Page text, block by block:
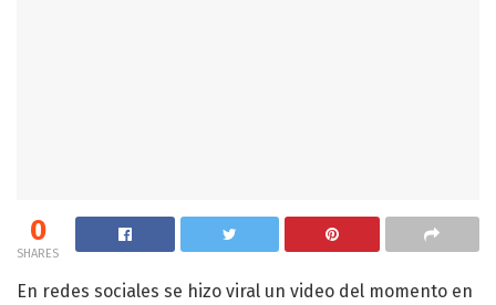
0
SHARES
En redes sociales se hizo viral un video del momento en